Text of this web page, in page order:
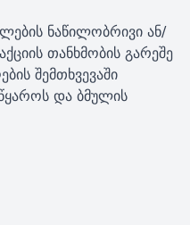
ნაწილობრივი ან/
თანხმობის გარეშე
შემთხვევაში
და ბმულის